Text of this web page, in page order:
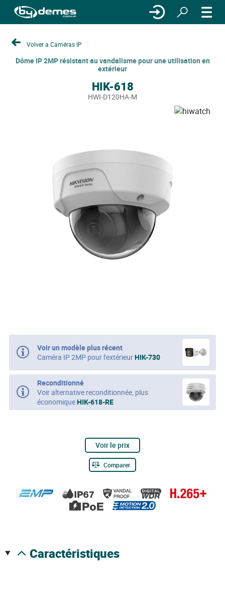
Volver a Caméras IP
Dôme IP 2MP résistant au vandalisme pour une utilisation en
extérieur
HIK-618
HWI-D120HA-M
Voir un modèle plus récent
Caméra IP 2MP pour l'extérieurHIK-730
Reconditionné
Voir alternative reconditionnée, plus
économiqueHIK-618-RE
Voir le prix
Comparer
caractéristiques